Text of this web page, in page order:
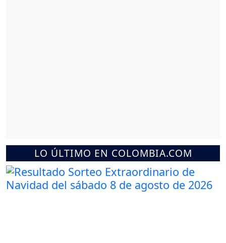
LO ÚLTIMO EN COLOMBIA.COM